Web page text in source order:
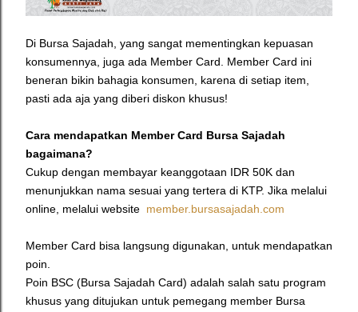
Di Bursa Sajadah, yang sangat mementingkan kepuasan
konsumennya, juga ada Member Card. Member Card ini
beneran bikin bahagia konsumen, karena di setiap item,
pasti ada aja yang diberi diskon khusus!
Cara mendapatkan Member Card Bursa Sajadah
bagaimana?
Cukup dengan membayar keanggotaan IDR 50K dan
menunjukkan nama sesuai yang tertera di KTP. Jika melalui
online, melalui website member.bursasajadah.com
Member Card bisa langsung digunakan, untuk mendapatkan
poin.
Poin BSC (Bursa Sajadah Card) adalah salah satu program
khusus yang ditujukan untuk pemegang member Bursa